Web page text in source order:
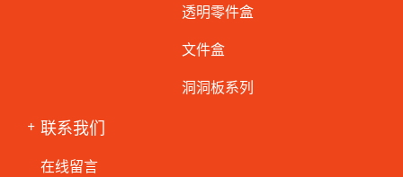
透明零件盒
文件盒
洞洞板系列
联系我们
在线留言